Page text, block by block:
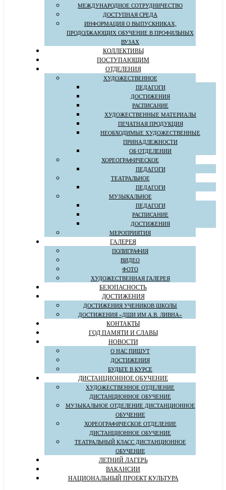
МЕЖДУНАРОДНОЕ СОТРУДНИЧЕСТВО
ДОСТУПНАЯ СРЕДА
ИНФОРМАЦИЯ О ВЫПУСКНИКАХ,
ПРОДОЛЖАЮЩИХ ОБУЧЕНИЕ В ПРОФИЛЬНЫХ
ВУЗАХ
КОЛЛЕКТИВЫ
ПОСТУПАЮЩИМ
ОТДЕЛЕНИЯ
ХУДОЖЕСТВЕННОЕ
ПЕДАГОГИ
ДОСТИЖЕНИЯ
РАСПИСАНИЕ
ХУДОЖЕСТВЕННЫЕ МАТЕРИАЛЫ
ПЕЧАТНАЯ ПРОДУКЦИЯ
НЕОБХОДИМЫЕ ХУДОЖЕСТВЕННЫЕ
ПРИНАДЛЕЖНОСТИ
ОБ ОТДЕЛЕНИИ
ХОРЕОГРАФИЧЕСКОЕ
ПЕДАГОГИ
ТЕАТРАЛЬНОЕ
ПЕДАГОГИ
МУЗЫКАЛЬНОЕ
ПЕДАГОГИ
РАСПИСАНИЕ
ДОСТИЖЕНИЯ
МЕРОПРИЯТИЯ
ГАЛЕРЕЯ
ПОЛИГРАФИЯ
ВИДЕО
ФОТО
ХУДОЖЕСТВЕННАЯ ГАЛЕРЕЯ
БЕЗОПАСНОСТЬ
ДОСТИЖЕНИЯ
ДОСТИЖЕНИЯ УЧЕНИКОВ ШКОЛЫ
ДОСТИЖЕНИЯ «ДШИ ИМ А.В. ЛИВНА»
КОНТАКТЫ
ГОД ПАМЯТИ И СЛАВЫ
НОВОСТИ
О НАС ПИШУТ
ДОСТИЖЕНИЯ
БУДЬТЕ В КУРСЕ
ДИСТАНЦИОННОЕ ОБУЧЕНИЕ
ХУДОЖЕСТВЕННОЕ ОТДЕЛЕНИЕ
ДИСТАНЦИОННОЕ ОБУЧЕНИЕ
МУЗЫКАЛЬНОЕ ОТДЕЛЕНИЕ ДИСТАНЦИОННОЕ
ОБУЧЕНИЕ
ХОРЕОГРАФИЧЕСКОЕ ОТДЕЛЕНИЕ
ДИСТАНЦИОННОЕ ОБУЧЕНИЕ
ТЕАТРАЛЬНЫЙ КЛАСС ДИСТАНЦИОННОЕ
ОБУЧЕНИЕ
ЛЕТНИЙ ЛАГЕРЬ
ВАКАНСИИ
НАЦИОНАЛЬНЫЙ ПРОЕКТ КУЛЬТУРА